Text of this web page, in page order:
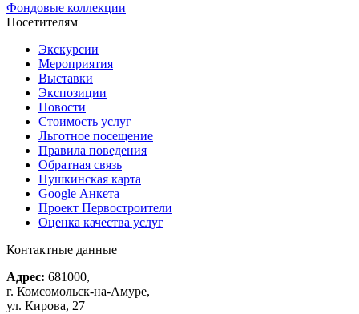
Фондовые коллекции
Посетителям
Экскурсии
Мероприятия
Выставки
Экспозиции
Новости
Стоимость услуг
Льготное посещение
Правила поведения
Обратная связь
Пушкинская карта
Google Анкета
Проект Первостроители
Оценка качества услуг
Контактные данные
Адрес: 681000,
г. Комсомольск-на-Амуре,
ул. Кирова, 27